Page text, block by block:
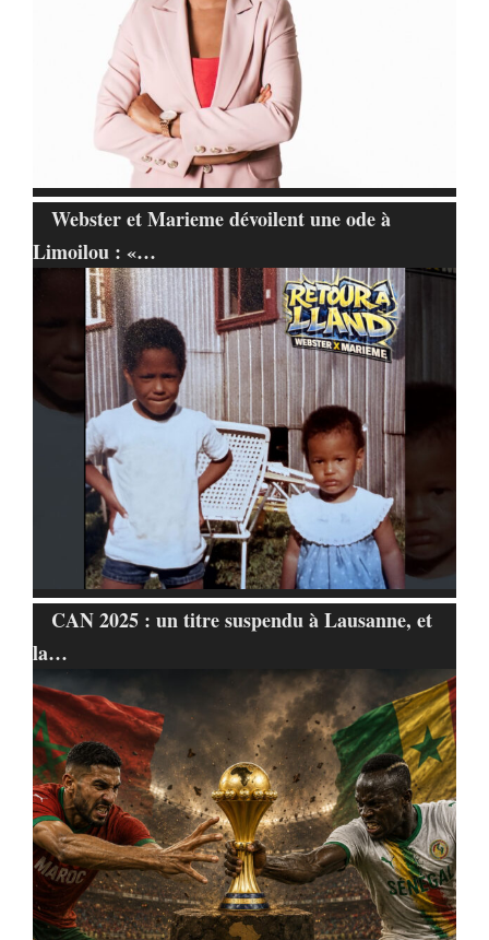
Webster et Marieme dévoilent une ode à
Limoilou : «…
CAN 2025 : un titre suspendu à Lausanne, et
la…